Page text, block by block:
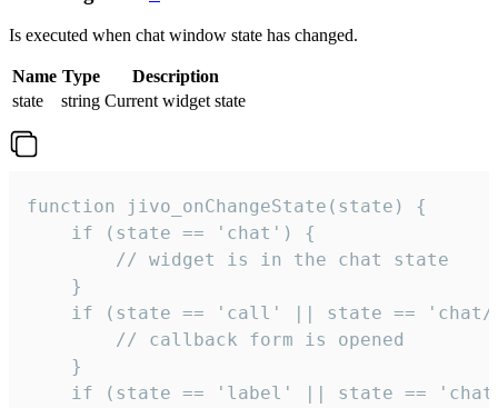
Is executed when chat window state has changed.
Name Type
Description
state
string Current widget state
function jivo_onChangeState(state) {
    if (state == 'chat') {
        // widget is in the chat state
    }
if (state == 'call' || state ==
        // callback form is opened
    }
if (state == 'label' || state ==